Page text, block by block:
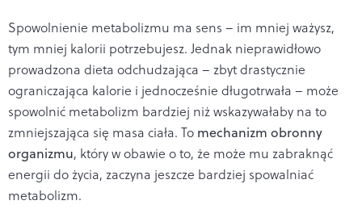
Spowolnienie metabolizmu ma sens – im mniej ważysz,
tym mniej kalorii potrzebujesz. Jednak nieprawidłowo
prowadzona dieta odchudzająca – zbyt drastycznie
ograniczająca kalorie i jednocześnie długotrwała – może
spowolnić metabolizm bardziej niż wskazywałaby na to
zmniejszająca się masa ciała. To mechanizm obronny
organizmu, który w obawie o to, że może mu zabraknąć
energii do życia, zaczyna jeszcze bardziej spowalniać
metabolizm.